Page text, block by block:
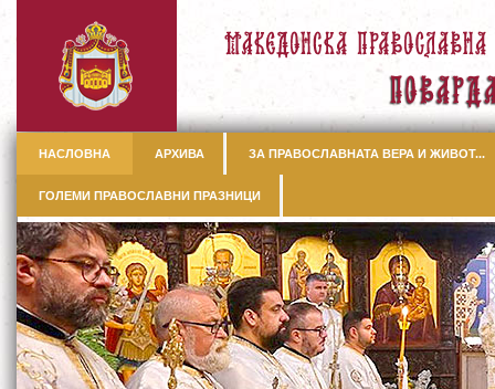
НАСЛОВНА АРХИВА ЗА ПРАВОСЛАВНАТА ВЕРА И ЖИВОТ...
ГОЛЕМИ ПРАВОСЛАВНИ ПРАЗНИЦИ